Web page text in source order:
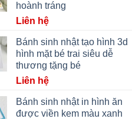
hoành tráng
Liên hệ
Bánh sinh nhật tạo hình 3d
hình mặt bé trai siêu dễ
thương tặng bé
Liên hệ
Bánh sinh nhật in hình ăn
được viền kem màu xanh